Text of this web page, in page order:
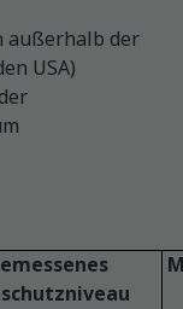
außerhalb der
USA)